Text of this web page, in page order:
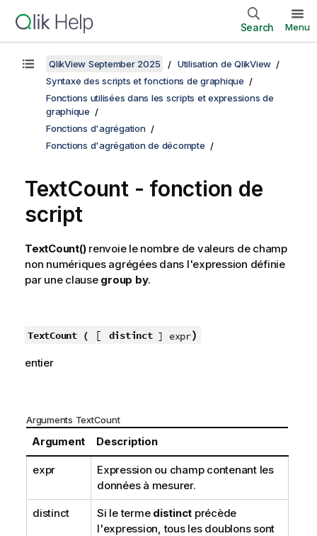
Search Menu
QlikView September 2025
Utilisation de QlikView
Syntaxe des scripts et fonctions de graphique
Fonctions utilisées dans les scripts et expressions de
graphique
Fonctions d'agrégation
Fonctions d'agrégation de décompte
TextCount - fonction de
script
TextCount()renvoie le nombre de valeurs de champ
non numériques agrégées dans l'expression définie
par une clause group by.
TextCount ( [ distinct] expr)
entier
Arguments TextCount
Argument Description
expr
Expression ou champ contenant les
données à mesurer.
distinct Si le terme distinct précède
l'expression, tous les doublons sont